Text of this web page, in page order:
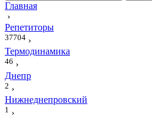
Главная
›
Репетиторы
37704 ›
Термодинамика
46 ›
Днепр
2 ›
Нижнеднепровский
1 ›